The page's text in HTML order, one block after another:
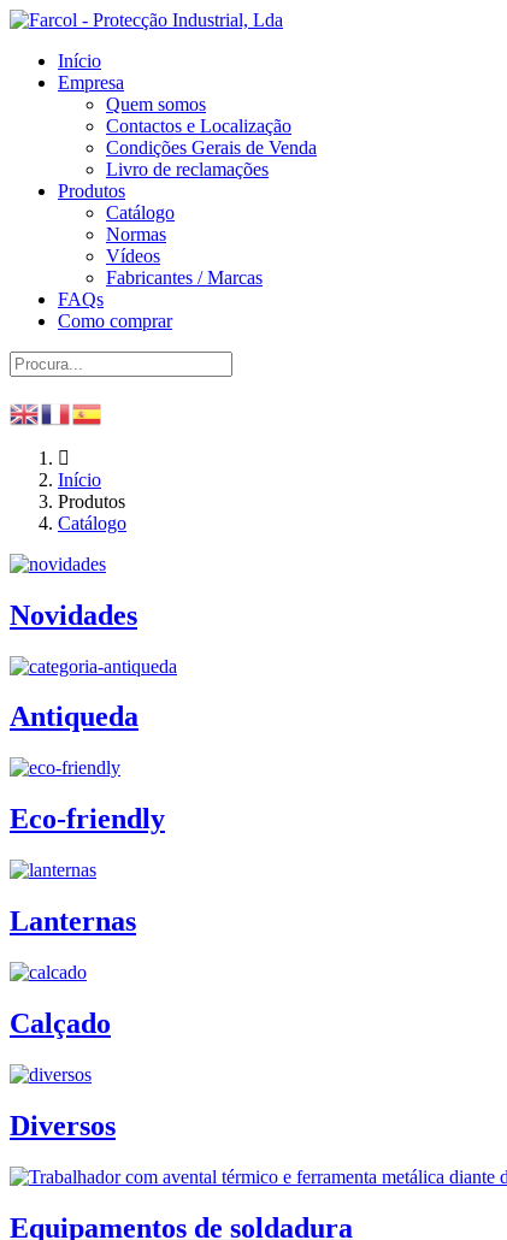
Início
Empresa
Quem somos
Contactos e Localização
Condições Gerais de Venda
Livro de reclamações
Produtos
Catálogo
Normas
Vídeos
Fabricantes / Marcas
FAQs
Como comprar
Início
Produtos
Catálogo
Novidades
Antiqueda
Eco-friendly
Lanternas
Calçado
Diversos
Equipamentos de soldadura